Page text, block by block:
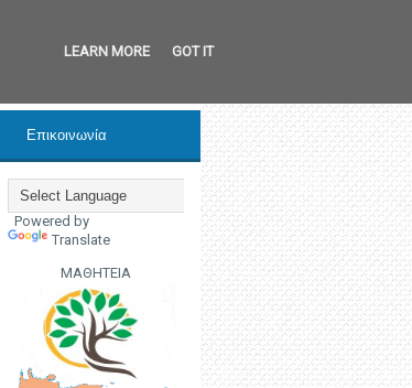
Επικοινωνία
Powered by
Translate
ΜΑΘΗΤΕΙΑ
LEARN MORE GOT IT